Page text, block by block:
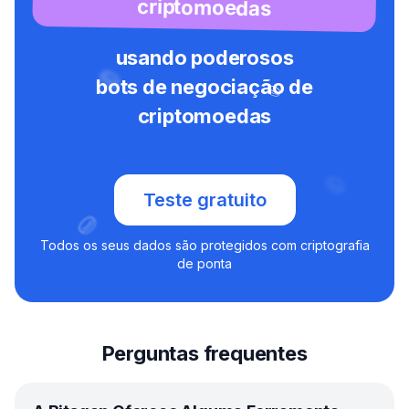
criptomoedas
usando poderosos
bots de negociação de
criptomoedas
Teste gratuito
Todos os seus dados são protegidos com criptografia
de ponta
Perguntas frequentes